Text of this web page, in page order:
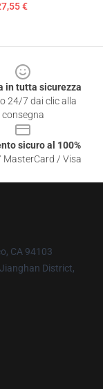
€
in tutta sicurezza
24/7 dai clic alla
consegna
sicuro al 100%
MasterCard / Visa
CA 94103
District,